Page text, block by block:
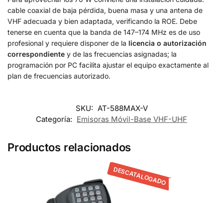
cable coaxial de baja pérdida, buena masa y una antena de
VHF adecuada y bien adaptada, verificando la ROE. Debe
tenerse en cuenta que la banda de 147–174 MHz es de uso
profesional y requiere disponer de la licencia o autorización
correspondiente y de las frecuencias asignadas; la
programación por PC facilita ajustar el equipo exactamente al
plan de frecuencias autorizado.
SKU: AT-588MAX-V
Categoría: Emisoras Móvil-Base VHF-UHF
Productos relacionados
DESCATALOGADO